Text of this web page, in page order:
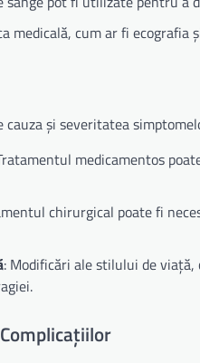
medicală, cum ar fi
și severitatea
medicamentos
chirurgical poate fi
: Modificări ale stilului de